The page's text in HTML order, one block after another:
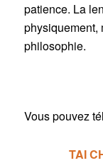
patience. La
physiquement,
philosophie.
Vous pouvez
TAI